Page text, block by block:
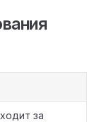
за